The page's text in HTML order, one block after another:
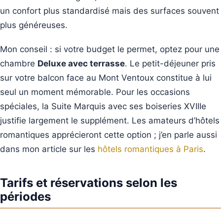
un confort plus standardisé mais des surfaces souvent
plus généreuses.
Mon conseil : si votre budget le permet, optez pour une
chambre Deluxe avec terrasse. Le petit-déjeuner pris
sur votre balcon face au Mont Ventoux constitue à lui
seul un moment mémorable. Pour les occasions
spéciales, la Suite Marquis avec ses boiseries XVIIIe
justifie largement le supplément. Les amateurs d’hôtels
romantiques apprécieront cette option ; j’en parle aussi
dans mon article sur les hôtels romantiques à Paris.
Tarifs et réservations selon les
périodes